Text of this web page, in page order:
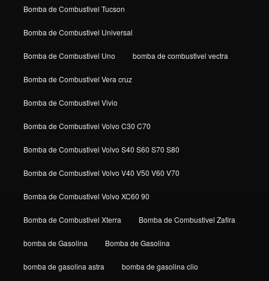
Bomba de Combustivel Tucson
Bomba de Combustivel Universal
Bomba de Combustivel Uno bomba de combustivel vectra
Bomba de Combustivel Vera cruz
Bomba de Combustivel Vivio
Bomba de Combustivel Volvo C30 C70
Bomba de Combustivel Volvo S40 S60 S70 S80
Bomba de Combustivel Volvo V40 V50 V60 V70
Bomba de Combustivel Volvo XC60 90
Bomba de Combustivel Xterra Bomba de Combustivel Zafira
bomba de Gasolina Bomba de Gasolina
bomba de gasolina astra bomba de gasolina clio